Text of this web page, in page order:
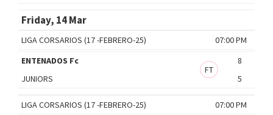
Friday, 14 Mar
07:00 PM
LIGA CORSARIOS (17 -FEBRERO-25)
ENTENADOS Fc
8
FT
JUNIORS
5
07:00 PM
LIGA CORSARIOS (17 -FEBRERO-25)